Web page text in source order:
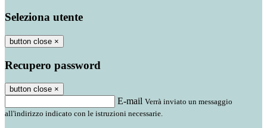
Seleziona utente
button close ×
Recupero password
button close ×
E-mail Verrà inviato un messaggio
all'indirizzo indicato con le istruzioni necessarie.